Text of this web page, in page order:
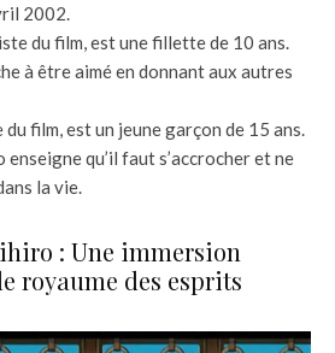
2002.
du film, est une fillette de 10 ans.
à être aimé en donnant aux autres
du film, est un jeune garçon de 15 ans.
qu’il faut s’accrocher et ne
la vie.
: Une immersion
royaume des esprits